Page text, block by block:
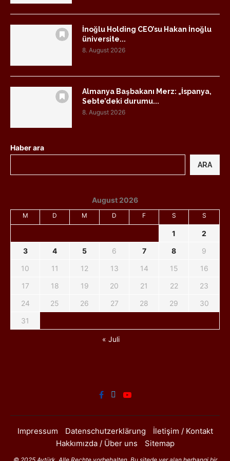
İnoğlu Holding CEO’su Hakan İnoğlu
üniversite...
8. August 2026
Almanya Başbakanı Merz: „İspanya,
Sebte’deki durumu...
8. August 2026
Haber ara
ARA
August 2026
M D M D F S S
1
2
3
4 5 6 7 8
9
10
11 12 13 14 15
16
17
18 19 20 21 22
23
24
25 26 27 28 29
30
31
« Juli
Impressum Datenschutzerklärung
İletişim / Kontakt
Hakkımızda / Über uns
Sitemap